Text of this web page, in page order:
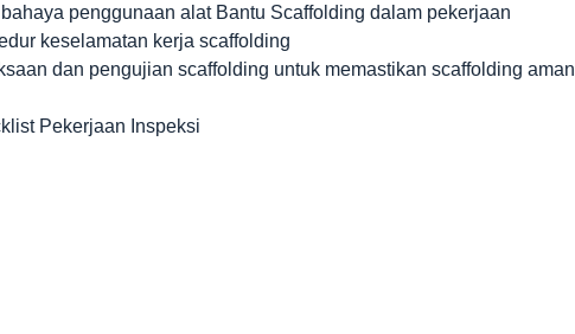
penggunaan alat Bantu Scaffolding dalam pekerjaan
keselamatan kerja scaffolding
dan pengujian scaffolding untuk memastikan scaffolding aman
Pekerjaan Inspeksi